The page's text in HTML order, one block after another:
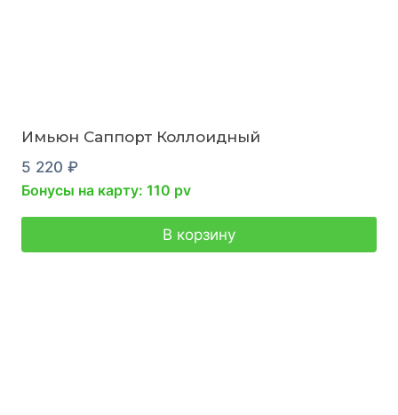
Имьюн Саппорт Коллоидный
5 220 ₽
Бонусы на карту: 110 pv
В корзину